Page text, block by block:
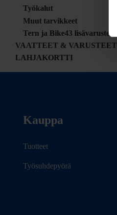
Työkalut
Muut tarvikkeet
Tern ja Bike43 lisävarusteet
VAATTEET & VARUSTEET
LAHJAKORTTI
Kauppa
Tuotteet
Työsuhdepyörä